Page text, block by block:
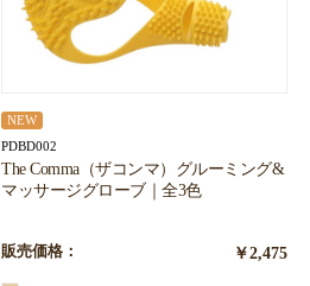
NEW
PDBD002
The Comma（ザコンマ）グルーミング&
マッサージグローブ｜全3色
販売価格： ￥2,475